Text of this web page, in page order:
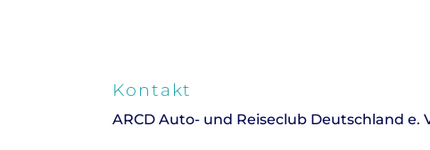
Kontakt
ARCD Auto- und Reiseclub Deutschland e.